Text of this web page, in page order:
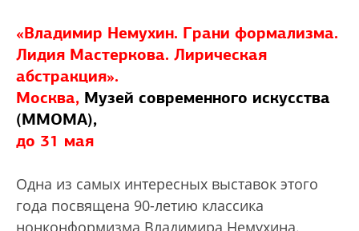
«Владимир Немухин. Грани формализма.
Лидия Мастеркова. Лирическая
абстракция».
Москва, Музей современного искусства
(ММОМА),
до 31 мая
Одна из самых интересных выставок этого
года посвящена 90-летию классика
нонконформизма Владимира Немухина.